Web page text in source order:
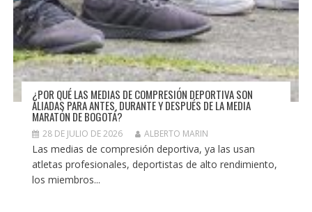
¿POR QUÉ LAS MEDIAS DE COMPRESIÓN DEPORTIVA SON
ALIADAS PARA ANTES, DURANTE Y DESPUÉS DE LA MEDIA
MARATÓN DE BOGOTÁ?
28 DE JULIO DE 2026 ALBERTO MARIN
Las medias de compresión deportiva, ya las usan
atletas profesionales, deportistas de alto rendimiento,
los miembros...